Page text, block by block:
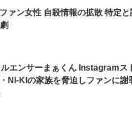
ァン女性 自殺情報の拡散 特定
エンサーまぁくん Instagramス
NI-KIの家族を脅迫しファンに謝